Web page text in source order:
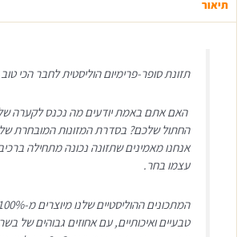
תיאור
תזונת סופר-פרימיום הוליסטית לחבר הכי
האם אתם באמת יודעים מה נכנס לקערה
החתול שלכם? בסדרת המזונות המובחרת
אנחנו מאמינים שתזונה נכונה מתחילה
עצמו בחר.
טבעיים ואיכותיים, עם אחוזים גבוהים של